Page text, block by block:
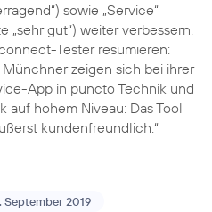
sowie „Service“
„sehr gut“) weiter verbessern.
Tester resümieren:
Münchner zeigen sich bei ihrer
App in puncto Technik und
auf hohem Niveau: Das Tool
kundenfreundlich.“
September 2019